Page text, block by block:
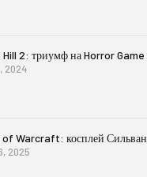
2: триумф на Horror
2024
Warcraft: косплей
2025